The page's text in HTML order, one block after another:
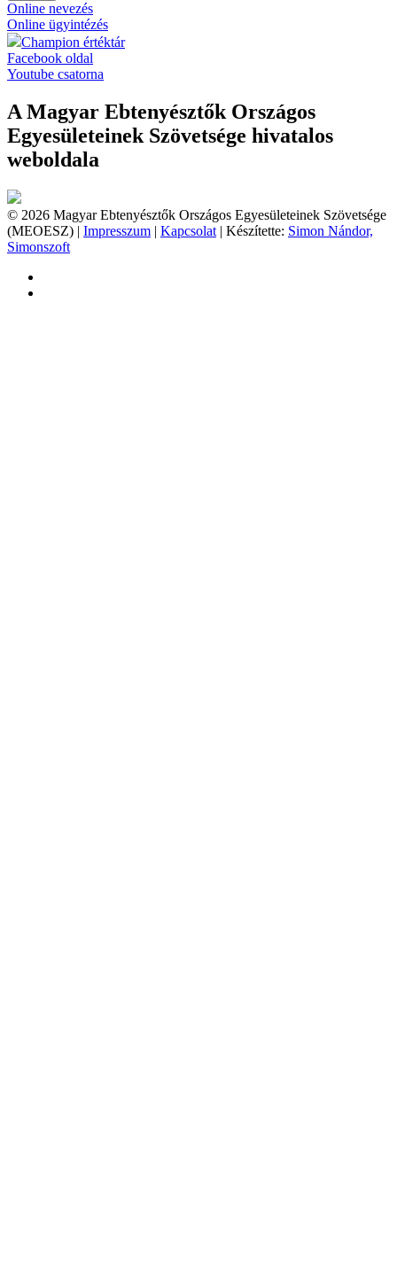
Online nevezés
Online ügyintézés
Champion értéktár
Facebook oldal
Youtube csatorna
A Magyar Ebtenyésztők Országos
Egyesületeinek Szövetsége hivatalos
weboldala
© 2026 Magyar Ebtenyésztők Országos Egyesületeinek Szövetsége
(MEOESZ) | Impresszum | Kapcsolat | Készítette: Simon Nándor,
Simonszoft